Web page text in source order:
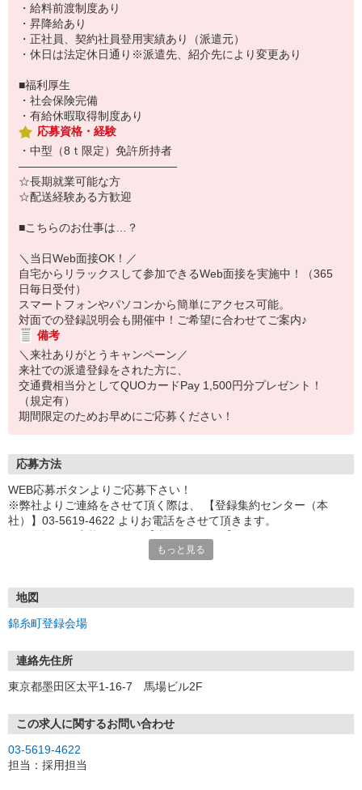
・給料前渡制度あり
・昇降給あり
・正社員、契約社員登用実績あり（派遣元）
・休日は法定休日通り※派遣先、紹介先により変更あり
■福利厚生
・社会保険完備
・有給休暇取得制度あり
応募資格・経験
・中型（8ｔ限定）免許所持者
――――――――――――――
☆長期就業可能な方
☆配送経験ある方歓迎
■こちらのお仕事は…？
＼当日Web面接OK！／
自宅からリラックスして参加できるWeb面接を実施中！（365
日毎日受付）
スマートフォンやパソコンから簡単にアクセス可能。
対面での登録説明会も開催中！ご希望に合わせてご案内♪
備考
＼来社ありがとうキャンペーン／
来社での派遣登録をされた方に、
交通費相当分としてQUOカードPay 1,500円分プレゼント！
（規定有）
期間限定のためお早めにご応募ください！
応募方法
WEB応募ボタンよりご応募下さい！
※弊社よりご連絡をさせて頂く際は、 【登録集約センター（本
社）】03-5619-4622 よりお電話をさせて頂きます。
ご覧頂いたお仕事をご案内させて頂く前に、登録説明会（下記住
ご応募頂いた際に会場の詳細日程をご案内させて頂きます。
もっと見る
地図
錦糸町登録会場
連絡先住所
東京都墨田区太平1-16-7 馬場ビル2F
この求人に関するお問い合わせ
03-5619-4622
担当：採用担当